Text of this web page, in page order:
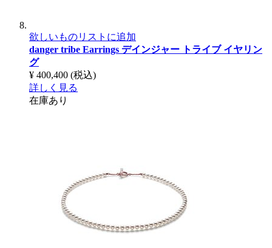
欲しいものリストに追加
danger tribe Earrings デインジャー トライブ イヤリン
グ
¥ 400,400 (税込)
詳しく見る
在庫あり